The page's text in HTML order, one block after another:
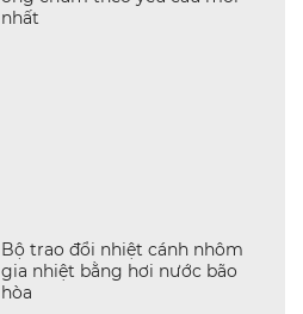
nhất
Bộ trao đổi nhiệt cánh nhôm
gia nhiệt bằng hơi nước bão
hòa